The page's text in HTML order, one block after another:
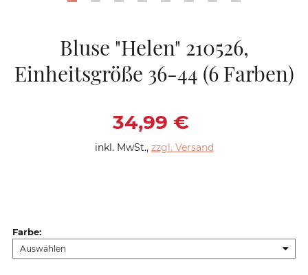
Bluse "Helen" 210526,
Einheitsgröße 36-44 (6 Farben)
Verkaufspreis:
34,99 €
inkl. MwSt., zzgl. Versand
Farbe: